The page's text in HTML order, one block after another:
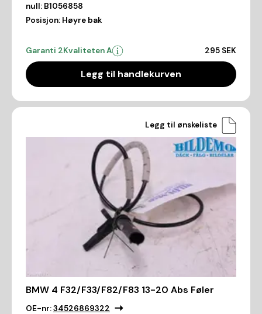
null: B1056858
Posisjon: Høyre bak
Garanti 2Kvaliteten A 295 SEK
Legg til handlekurven
Legg til ønskeliste
BMW 4 F32/F33/F82/F83 13-20 Abs Føler
OE-nr:34526869322